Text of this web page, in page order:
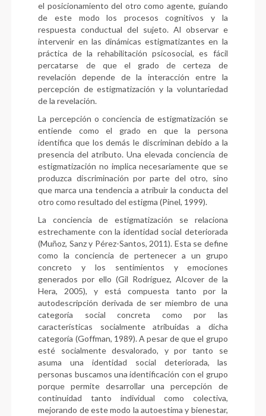
el posicionamiento del otro como agente, guiando
de este modo los procesos cognitivos y la
respuesta conductual del sujeto. Al observar e
intervenir en las dinámicas estigmatizantes en la
práctica de la rehabilitación psicosocial, es fácil
percatarse de que el grado de certeza de
revelación depende de la interacción entre la
percepción de estigmatización y la voluntariedad
de la revelación.
La percepción o conciencia de estigmatización se
entiende como el grado en que la persona
identifica que los demás le discriminan debido a la
presencia del atributo. Una elevada conciencia de
estigmatización no implica necesariamente que se
produzca discriminación por parte del otro, sino
que marca una tendencia a atribuir la conducta del
otro como resultado del estigma (Pinel, 1999).
La conciencia de estigmatización se relaciona
estrechamente con la identidad social deteriorada
(Muñoz, Sanz y Pérez-Santos, 2011). Esta se define
como la conciencia de pertenecer a un grupo
concreto y los sentimientos y emociones
generados por ello (Gil Rodríguez, Alcover de la
Hera, 2005), y está compuesta tanto por la
autodescripción derivada de ser miembro de una
categoría social concreta como por las
características socialmente atribuidas a dicha
categoría (Goffman, 1989). A pesar de que el grupo
esté socialmente desvalorado, y por tanto se
asuma una identidad social deteriorada, las
personas buscamos una identificación con el grupo
porque permite desarrollar una percepción de
continuidad tanto individual como colectiva,
mejorando de este modo la autoestima y bienestar,